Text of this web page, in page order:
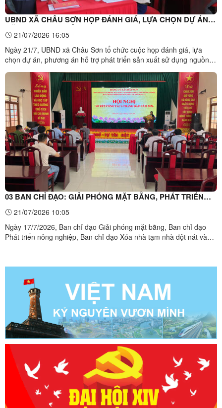
UBND XÃ CHÂU SƠN HỌP ĐÁNH GIÁ, LỰA CHỌN DỰ ÁN
HỖ TRỢ PHÁT TRIỂN SẢN XUẤT THUỘC CHƯƠNG TRÌNH
MỤC TIÊU QUỐC GIA XÂY DỰNG NÔNG THÔN MỚI
21/07/2026 16:05
Ngày 21/7, UBND xã Châu Sơn tổ chức cuộc họp đánh giá, lựa
chọn dự án, phương án hỗ trợ phát triển sản xuất sử dụng nguồn
2025 chuyển nguồn sang năm 2026. Đồng chí Nguyễn Thành
Trung dự và chủ trì cuộc họp. Cùng dự có các đồng chí đại ...
03 BAN CHỈ ĐẠO: GIẢI PHÓNG MẶT BẰNG, PHÁT TRIỂN
NÔNG NGHIỆP, XÓA NHÀ TẠM NHÀ DỘT NÁT SƠ KẾT
CÔNG TÁC 06 THÁNG ĐẦU NĂM
21/07/2026 10:05
Ngày 17/7/2026, Ban chỉ đạo Giải phóng mặt bằng, Ban chỉ đạo
Phát triển nông nghiệp, Ban chỉ đạo Xóa nhà tạm nhà dột nát và
NhãnToàn cảnh hội nghị Dự hội nghị có ...